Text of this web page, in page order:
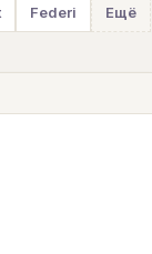
Federi Ещё